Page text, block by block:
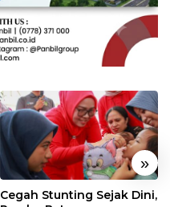
»
Cegah Stunting Sejak Dini,